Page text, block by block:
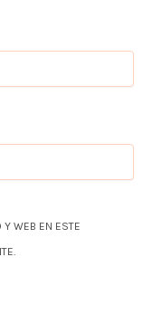
Y WEB EN ESTE